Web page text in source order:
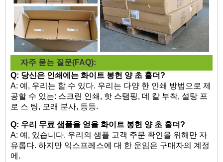
자주 묻는 질문(FAQ):
Q: 당신은 인쇄에는 화이트 봉헌 양 초 홀더?
A: 예, 우리는 할 수 있다. 우리는 다양 한 인쇄 방법으로 제
공할 수 있는: 스크린 인쇄, 핫 스탬핑, 데 칼 부착, 설탕 프
로 스 팅, 모래 분사, 등등.
Q: 우리 무료 샘플을 얻을 화이트 봉헌 양 초 홀더?
A: 예, 있습니다. 우리의 샘플 고객 주문 확인을 위해만 자
유롭다. 하지만 익스프레스에 대 한 운임은 구매자의 계정
에.